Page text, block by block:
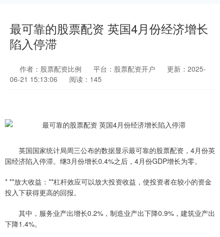
最可靠的股票配资 英国4月份经济增长
陷入停滞
作者：股票配资比例 平台：股票配资开户
更新：2025-
06-21 15:13:06
阅读：145
英国国家统计局周三公布的数据显示最可靠的股票配资，4月份英
国经济陷入停滞。继3月份增长0.4%之后，4月份GDP增长为零。
* **放大收益：**杠杆效应可以放大投资收益，使投资者在较小的资金
投入下获得更高的回报。
其中，服务业产出增长0.2%，制造业产出下降0.9%，建筑业产出
下降1.4%。